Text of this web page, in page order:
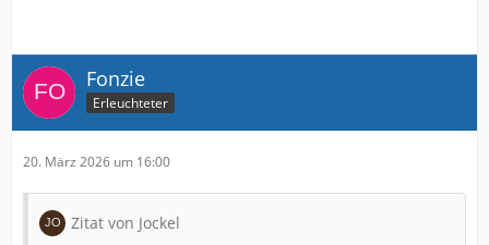
Fonzie
Erleuchteter
20. März 2026 um 16:00
Zitat von Jockel